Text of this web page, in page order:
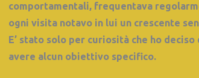
comportamentali, frequentava
ogni visita notavo in lui un crescente
E’ stato solo per curiosità che ho
avere alcun obiettivo specifico.